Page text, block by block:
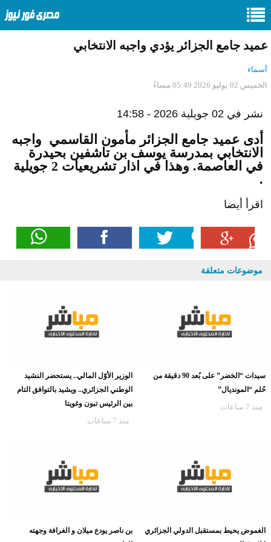
عميد جامع الجزائر يؤدي واجبه الانتخابي
أسماء
الخميس 02 يوليو 2026 05:49 مساءً
نشر في 02 جويلية 2026 - 14:58
أدى عميد جامع الجزائر مأمون القاسمي واجبه
الانتخابي بمدرسة يوسف بن تاشفين بحيدرة
في العاصمة. وهذا في اذار تشريعيات 2 جويلية
.
اقرأ أيضا
موضوعات متعلقة
سيدات “الخضر” على بُعد 90 دقيقة من
حُلم “المونديال”
منذ 7 ساعات
الوزير الأوّل المالي.. يستحضر النشيد
الوطني الجزائري.. ويشيد بالتوافق التام
بين الرئيس تبون وغويتا
منذ 7 ساعات
الغموض يحيط بمستقبل الدولي الجزائري
بن ناصر يودع ميلان و الغرافة وجهته